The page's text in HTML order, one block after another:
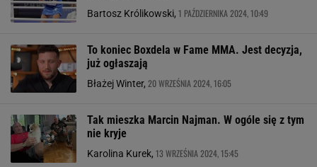
Bartosz Królikowski, 1 PAŹDZIERNIKA 2024, 10:49
To koniec Boxdela w Fame MMA. Jest decyzja,
już ogłaszają
Błażej Winter, 20 WRZEŚNIA 2024, 16:05
Tak mieszka Marcin Najman. W ogóle się z tym
nie kryje
Karolina Kurek, 13 WRZEŚNIA 2024, 15:45